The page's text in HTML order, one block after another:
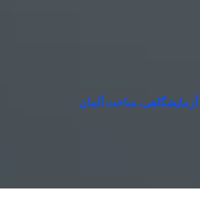
ساخت آلمان